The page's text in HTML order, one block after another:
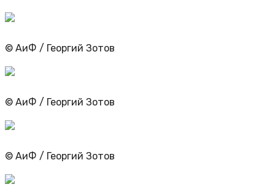
© АиФ / Георгий Зотов
© АиФ / Георгий Зотов
© АиФ / Георгий Зотов